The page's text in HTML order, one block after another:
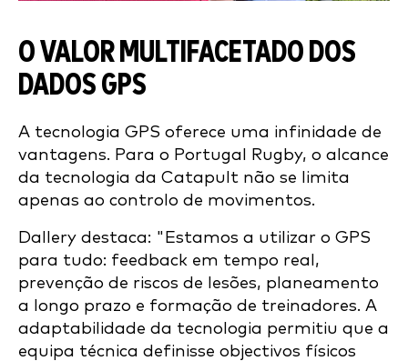
O VALOR MULTIFACETADO DOS
DADOS GPS
A tecnologia GPS oferece uma infinidade de
vantagens. Para o Portugal Rugby, o alcance
da tecnologia da Catapult não se limita
apenas ao controlo de movimentos.
Dallery destaca: "Estamos a utilizar o GPS
para tudo: feedback em tempo real,
prevenção de riscos de lesões, planeamento
a longo prazo e formação de treinadores. A
adaptabilidade da tecnologia permitiu que a
equipa técnica definisse objectivos físicos